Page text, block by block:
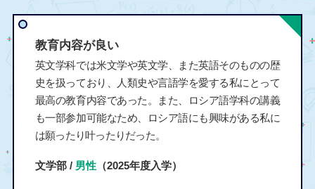
教育内容が良い
英文学科では米文学や英文学、また英語そのものの歴
史を扱っており、人類史や言語学を愛する私にとって
最高の教育内容であった。また、ロシア語学科の講義
も一部参加可能なため、ロシア語にも興味がある私に
は願ったり叶ったりだった。
文学部 / 男性（2025年度入学）